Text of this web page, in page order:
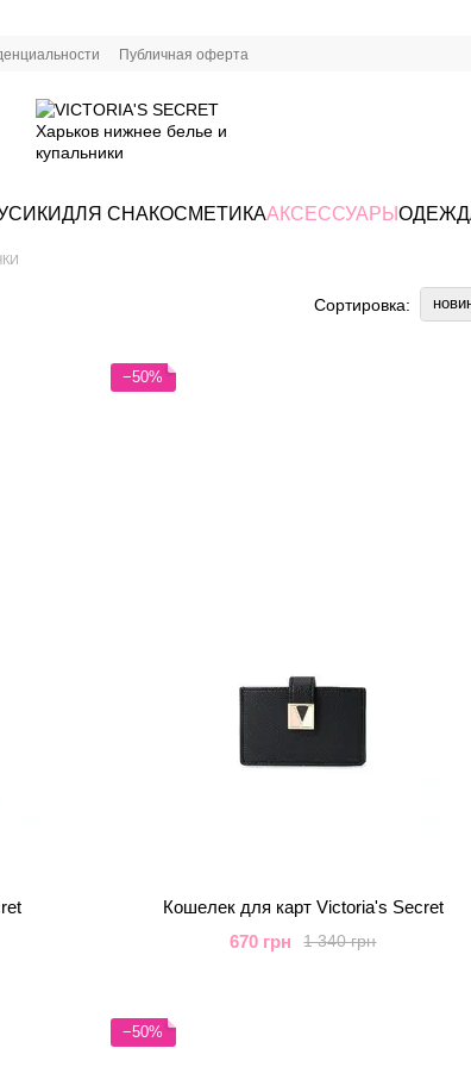
Публичная оферта
ДЛЯ СНАКОСМЕТИКААКСЕССУАРЫ
Сортировка:
−50%
Кошелек для карт Victoria's Secret
1 340 грн
670 грн
−50%